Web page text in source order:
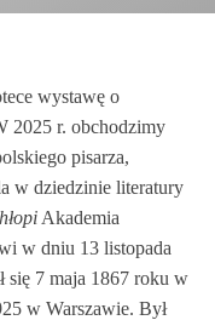
wystawę o
2025 r. obchodzimy
pisarza,
w dziedzinie literatury
Akademia
w dniu 13 listopada
się 7 maja 1867 roku w
w Warszawie. Był